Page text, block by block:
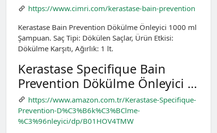
https://www.cimri.com/kerastase-bain-prevention
Kerastase Bain Prevention Dökülme Önleyici 1000 ml
Şampuan. Saç Tipi: Dökülen Saçlar, Ürün Etkisi:
Dökülme Karşıtı, Ağırlık: 1 lt.
Kerastase Specifique Bain
Prevention Dökülme Önleyici …
https://www.amazon.com.tr/Kerastase-Specifique-
Prevention-D%C3%B6k%C3%BClme-
%C3%96nleyici/dp/B01HOV4TMW